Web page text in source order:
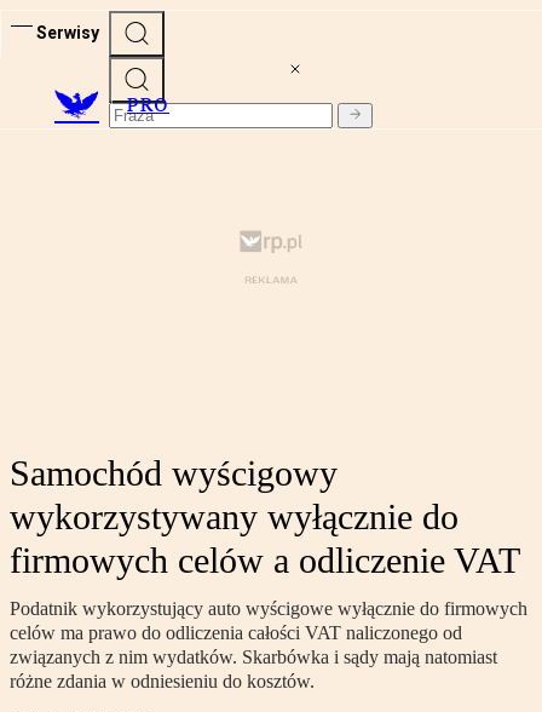
Serwisy
PRO
Samochód wyścigowy
wykorzystywany wyłącznie do
firmowych celów a odliczenie VAT
Podatnik wykorzystujący auto wyścigowe wyłącznie do firmowych
celów ma prawo do odliczenia całości VAT naliczonego od
związanych z nim wydatków. Skarbówka i sądy mają natomiast
różne zdania w odniesieniu do kosztów.